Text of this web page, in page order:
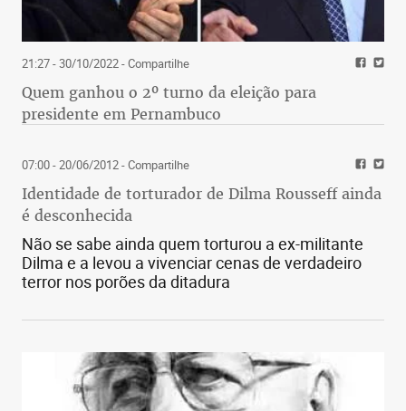
21:27 - 30/10/2022- Compartilhe
Quem ganhou o 2º turno da eleição para
presidente em Pernambuco
07:00 - 20/06/2012- Compartilhe
Identidade de torturador de Dilma Rousseff ainda
é desconhecida
Não se sabe ainda quem torturou a ex-militante
Dilma e a levou a vivenciar cenas de verdadeiro
terror nos porões da ditadura